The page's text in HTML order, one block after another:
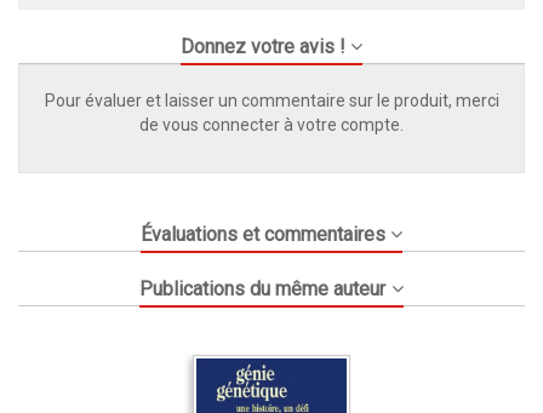
Donnez votre avis !
Pour évaluer et laisser un commentaire sur le produit, merci
de vous connecter à votre compte.
Évaluations et commentaires
Publications du même auteur